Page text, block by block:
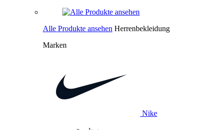
Alle Produkte ansehen Herrenbekleidung
Marken
Nike